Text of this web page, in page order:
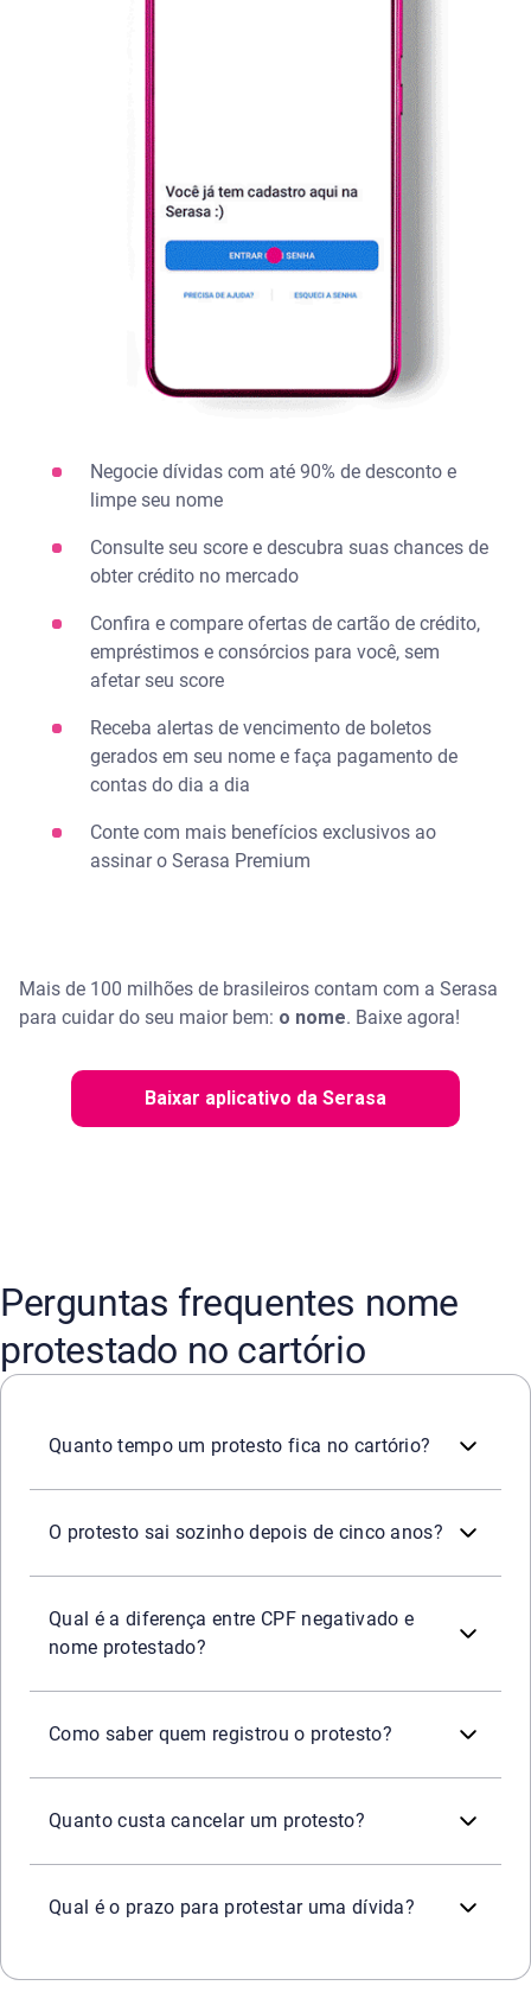
Negocie dívidas com até 90% de desconto e
limpe seu nome​
Consulte seu score e descubra suas chances de
obter crédito no mercado​
Confira e compare ofertas de cartão de crédito,
empréstimos e consórcios para você, sem
afetar seu score​
Receba alertas de vencimento de boletos
gerados em seu nome​ e faça pagamento de
contas do dia a dia
Conte com mais benefícios exclusivos ao
assinar o Serasa Premium
Mais de 100 milhões de brasileiros contam com a Serasa
para cuidar do seu maior bem: o nome. ​Baixe agora!
Baixar aplicativo da Serasa
Perguntas frequentes nome
protestado no cartório
Quanto tempo um protesto fica no cartório?
O protesto sai sozinho depois de cinco anos?
Qual é a diferença entre CPF negativado e
nome protestado?
Como saber quem registrou o protesto?
Quanto custa cancelar um protesto?
Qual é o prazo para protestar uma dívida?